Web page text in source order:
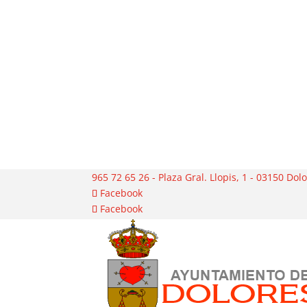
965 72 65 26 - Plaza Gral. Llopis, 1 - 03150
Facebook
Facebook